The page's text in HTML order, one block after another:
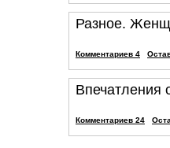
Разное.
Комментариев 4
Впечатления
Комментариев 24